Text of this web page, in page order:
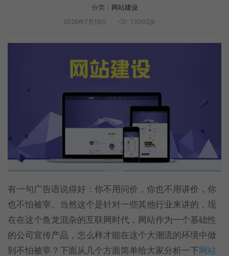
分类： 网站建设
2026年7月18日 13002次
有一句广告语说得好：你不用问价，你也不用讲价，你
也不怕被宰。当然这个是针对一些其他行业来讲的，现
在在这个鱼龙混杂的互联网时代，网站作为一个基础性
的公司宣传产品，怎么样才能在这个大潮流的环境中做
到不怕被宰？下面从几个方面简单给大家分析一下网站